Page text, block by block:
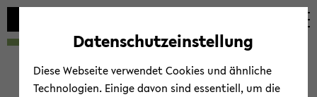
avoid
content
skip
main
skip
main
skip
footer
Datenschutzeinstellung
Diese Webseite verwendet Cookies und ähnliche
Technologien. Einige davon sind essentiell, um die